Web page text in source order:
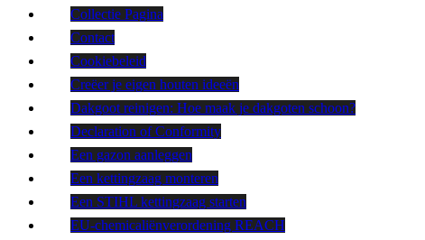
Collectie Pagina
Contact
Cookiebeleid
Creëer je eigen houten ideeën
Dakgoot reinigen: Hoe maak je dakgoten schoon?
Declaration of Conformity
Een gazon aanleggen
Een kettingzaag monteren
Een STIHL kettingzaag starten
EU-chemicaliënverordening REACH